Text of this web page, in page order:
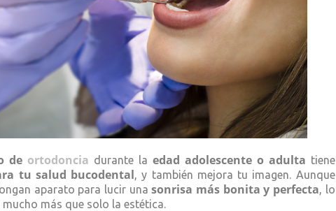
de ortodoncia durante la edad adolescente o adulta tiene
tu salud bucodental, y también mejora tu imagen. Aunque
aparato para lucir unasonrisa más bonita y perfecta, lo
más que solo la estética.